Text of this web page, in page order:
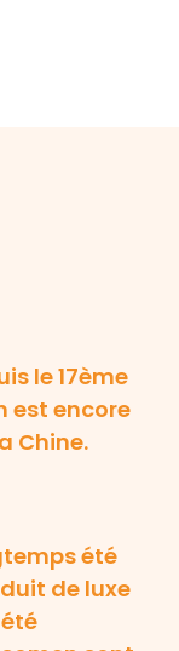
le 17ème
est encore
Chine.
été
de luxe